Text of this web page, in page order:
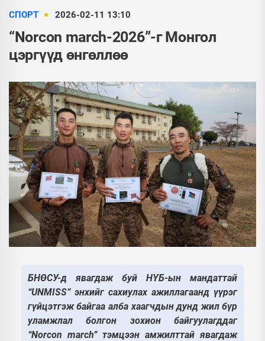
СПОРТ 2026-02-11 13:10
“Norcon march-2026”-г Монгол
цэргүүд өнгөллөө
БНӨСУ-д явагдаж буй НҮБ-ын мандаттай
“UNMISS” энхийг сахиулах ажиллагаанд үүрэг
гүйцэтгэж байгаа алба хаагчдын дунд жил бүр
уламжлал болгон зохион байгуулагддаг
“Norcon march” тэмцээн амжилттай явагдаж